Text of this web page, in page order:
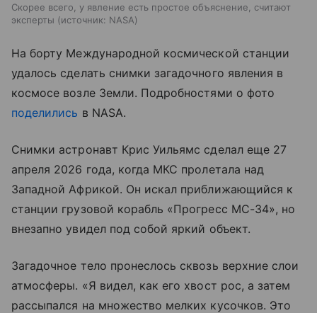
Скорее всего, у явление есть простое объяснение, считают
эксперты
источник: NASA
На борту Международной космической станции
удалось сделать снимки загадочного явления в
космосе возле Земли. Подробностями о фото
поделились в NASA.
Снимки астронавт Крис Уильямс сделал еще 27
апреля 2026 года, когда МКС пролетала над
Западной Африкой. Он искал приближающийся к
станции грузовой корабль «Прогресс МС-34», но
внезапно увидел под собой яркий объект.
Загадочное тело пронеслось сквозь верхние слои
атмосферы. «Я видел, как его хвост рос, а затем
рассыпался на множество мелких кусочков. Это